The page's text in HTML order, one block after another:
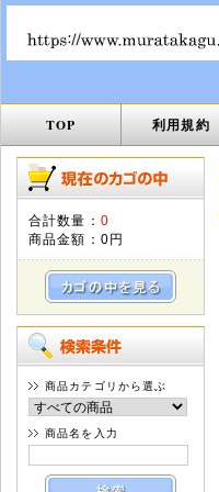
TOP 利用規約
合計数量： 0
商品金額： 0円
商品カテゴリから選ぶ
商品名を入力